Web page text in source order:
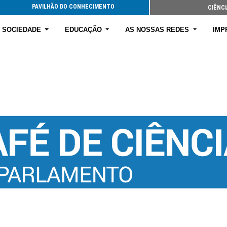
PAVILHÃO DO CONHECIMENTO
EDUCAÇÃO AS NOSSAS REDES